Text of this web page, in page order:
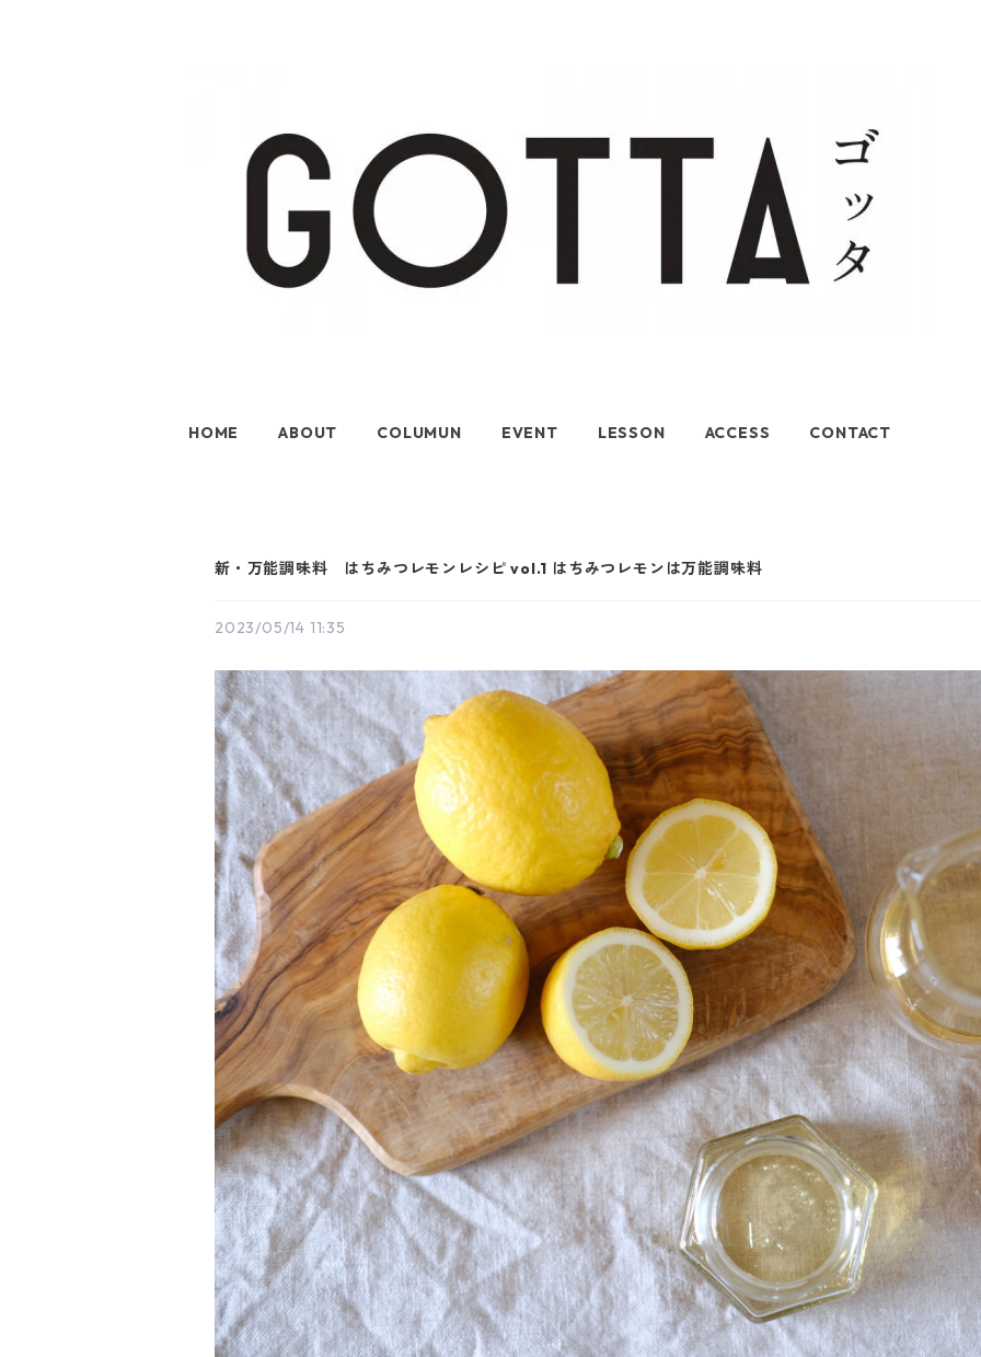
HOME ABOUT COLUMUN EVENT LESSON ACCESS CONTACT
新・万能調味料 はちみつレモンレシピ vol.1 はちみつレモンは万能調味料
2023/05/14 11:35